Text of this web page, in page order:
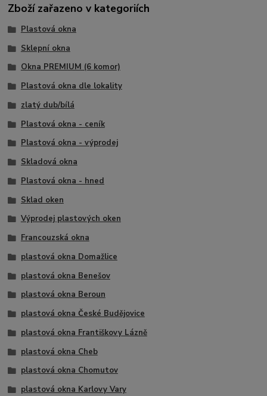
Zboží zařazeno v kategoriích
Plastová okna
Sklepní okna
Okna PREMIUM (6 komor)
Plastová okna dle lokality
zlatý dub/bílá
Plastová okna - ceník
Plastová okna - výprodej
Skladová okna
Plastová okna - hned
Sklad oken
Výprodej plastových oken
Francouzská okna
plastová okna Domažlice
plastová okna Benešov
plastová okna Beroun
plastová okna České Budějovice
plastová okna Františkovy Lázně
plastová okna Cheb
plastová okna Chomutov
plastová okna Karlovy Vary